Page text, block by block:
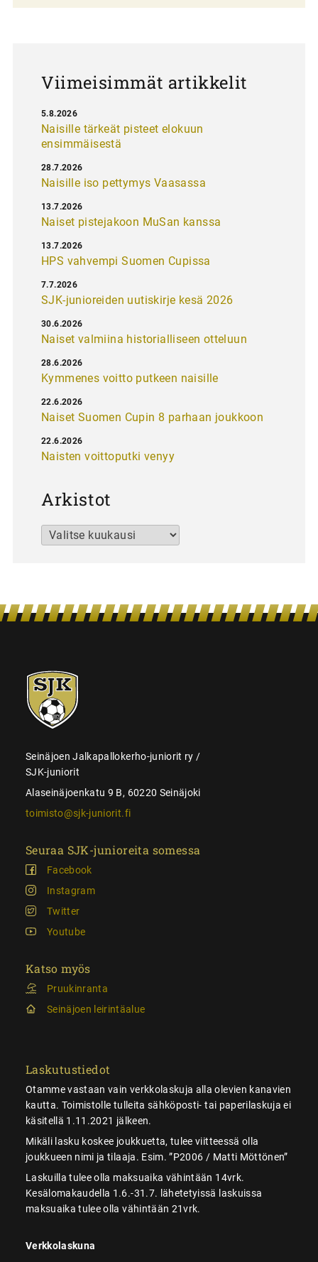
Viimeisimmät artikkelit
Naisille tärkeät pisteet elokuun
ensimmäisestä
5.8.2026
Naisille iso pettymys Vaasassa
28.7.2026
Naiset pistejakoon MuSan kanssa
13.7.2026
HPS vahvempi Suomen Cupissa
13.7.2026
SJK-junioreiden uutiskirje kesä 2026
7.7.2026
Naiset valmiina historialliseen otteluun
30.6.2026
Kymmenes voitto putkeen naisille
28.6.2026
Naiset Suomen Cupin 8 parhaan joukkoon
22.6.2026
Naisten voittoputki venyy
22.6.2026
Arkistot
Arkistot
SJK-
juniorit
Seinäjoen Jalkapallokerho-juniorit ry /
SJK-juniorit
Alaseinäjoenkatu 9 B, 60220 Seinäjoki
toimisto@sjk-juniorit.fi
Seuraa SJK-junioreita somessa
Facebook
Instagram
Twitter
Youtube
Katso myös
Pruukinranta
Seinäjoen leirintäalue
Laskutustiedot
Otamme vastaan vain verkkolaskuja alla olevien kanavien
kautta. Toimistolle tulleita sähköposti- tai paperilaskuja ei
käsitellä 1.11.2021 jälkeen.
Mikäli lasku koskee joukkuetta, tulee viitteessä olla
joukkueen nimi ja tilaaja. Esim. ”P2006 / Matti Möttönen”
Laskuilla tulee olla maksuaika vähintään 14vrk.
Kesälomakaudella 1.6.-31.7. lähetetyissä laskuissa
maksuaika tulee olla vähintään 21vrk.
Verkkolaskuna